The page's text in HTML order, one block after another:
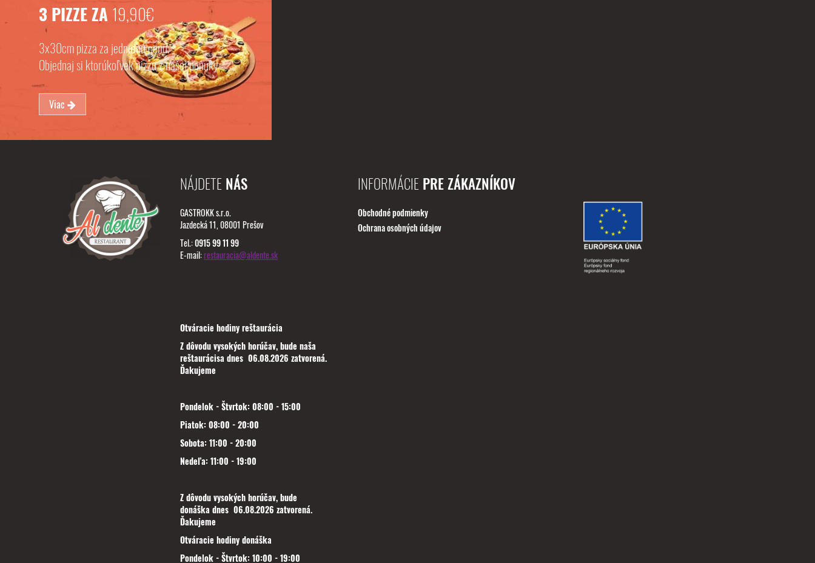
3 PIZZE ZA 19,90€
3x30cm pizza za jednotnú cenu.
Objednaj si ktorúkoľvek pizzu z našej ponuky
Viac
NÁJDETE NÁS
GASTROKK s.r.o.
Jazdecká 11, 08001 Prešov
Tel.:0915 99 11 99
E-mail:restauracia@aldente.sk
Otváracie hodiny reštaurácia
Z dôvodu vysokých horúčav, bude naša
reštaurácisa dnes 06.08.2026 zatvorená.
Ďakujeme
Pondelok - Štvrtok: 08:00 - 15:00
Piatok: 08:00 - 20:00
Sobota: 11:00 - 20:00
Nedeľa: 11:00 - 19:00
Z dôvodu vysokých horúčav, bude
donáška dnes 06.08.2026 zatvorená.
Ďakujeme
Otváracie hodiny donáška
Pondelok - Štvrtok: 10:00 - 19:00
INFORMÁCIEPRE ZÁKAZNÍKOV
Obchodné podmienky
Ochrana osobných údajov